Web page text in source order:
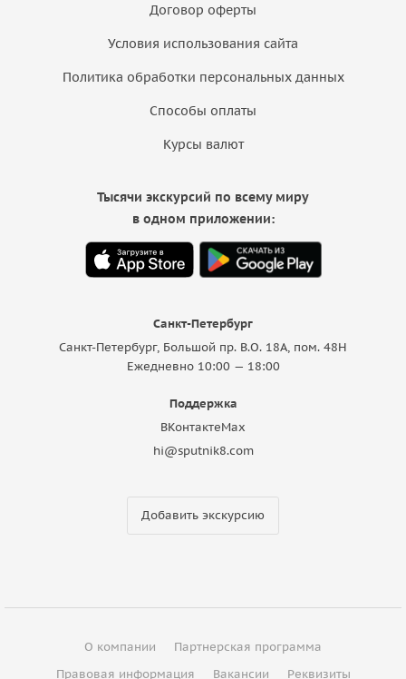
Договор оферты
Условия использования сайта
Политика обработки персональных данных
Способы оплаты
Курсы валют
Санкт-Петербург
Санкт-Петербург, Большой пр. В.О. 18A, пом. 48Н
Ежедневно 10:00 — 18:00
Поддержка
ВКонтактеMax
hi@sputnik8.com
Добавить экскурсию
Тысячи экскурсий по всему миру
в одном приложении:
О компании
Партнерская программа
Правовая информация
Вакансии Реквизиты